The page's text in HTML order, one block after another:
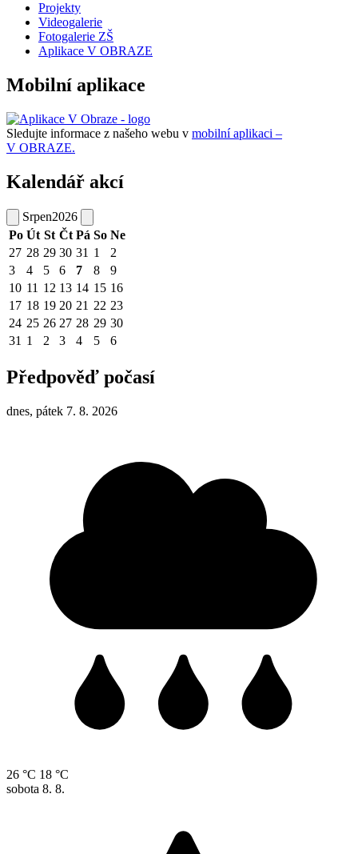
Projekty
Videogalerie
Fotogalerie ZŠ
Aplikace V OBRAZE
Mobilní aplikace
Sledujte informace z našeho webu v mobilní aplikaci –
V OBRAZE.
Kalendář akcí
Srpen2026
Po Út St Čt Pá So Ne
27 28 29 30 31 1
2
3
4 5 6 7 8
9
10 11 12 13 14 15 16
17 18 19 20 21 22 23
24 25 26 27 28 29 30
31 1 2 3 4 5 6
Předpověď počasí
dnes, pátek 7. 8. 2026
26 °C 18 °C
sobota 8. 8.